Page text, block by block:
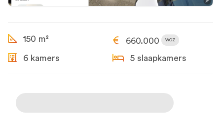
150 m² 660.000 WOZ
6 kamers 5 slaapkamers